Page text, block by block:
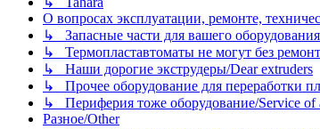
О вопросах эксплуатации, ремонте,
↳ Запасные части для вашего
↳ Термопластавтоматы не могут без
↳ Наши дорогие экструдеры/Dear extruders
↳ Прочее оборудование для переработки
↳ Периферия тоже оборудование/Service of
Разное/Other